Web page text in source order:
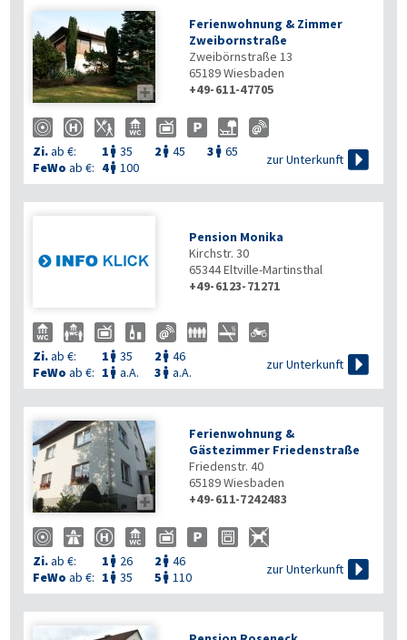

Ferienwohnung & Zimmer
Zweibornstraße
Zweibörnstraße 13
65189Wiesbaden
+49-611-47705
Zi.ab €: 1  35 2  45 3  65
FeWo ab €: 4 100
zur Unterkunft 
Pension Monika
Kirchstr. 30
65344Eltville-Martinsthal
+49-6123-71271
Zi.ab €: 1  35 2  46
FeWo ab €: 1  a.A. 3  a.A.
zur Unterkunft 

Ferienwohnung &
Gästezimmer Friedenstraße
Friedenstr. 40
65189Wiesbaden
+49-611-7242483
Zi.ab €: 1  26 2  46
FeWo ab €: 1  35 5  110
zur Unterkunft 